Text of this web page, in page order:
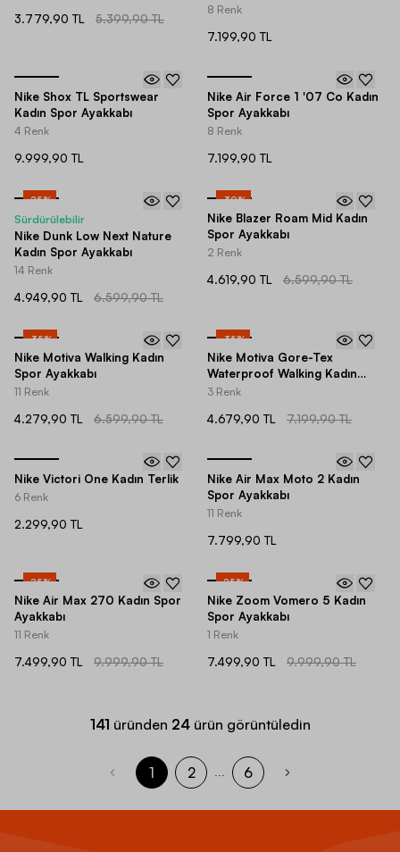
3.779,90 TL 5.399,90 TL
8 Renk
7.199,90 TL
Nike Shox TL Sportswear
Kadın Spor Ayakkabı
4 Renk
9.999,90 TL
Nike Air Force 1 '07 Co Kadın
Spor Ayakkabı
8 Renk
7.199,90 TL
-25%
Sürdürülebilir
Nike Dunk Low Next Nature
Kadın Spor Ayakkabı
14 Renk
4.949,90 TL 6.599,90 TL
-30%
Nike Blazer Roam Mid Kadın
Spor Ayakkabı
2 Renk
4.619,90 TL 6.599,90 TL
-35%
Nike Motiva Walking Kadın
Spor Ayakkabı
11 Renk
4.279,90 TL 6.599,90 TL
-35%
Nike Motiva Gore-Tex
Waterproof Walking Kadın
Spor Ayakkabı
3 Renk
4.679,90 TL 7.199,90 TL
Nike Victori One Kadın Terlik
6 Renk
2.299,90 TL
Nike Air Max Moto 2 Kadın
Spor Ayakkabı
11 Renk
7.799,90 TL
-25%
Nike Air Max 270 Kadın Spor
Ayakkabı
11 Renk
7.499,90 TL 9.999,90 TL
-25%
Nike Zoom Vomero 5 Kadın
Spor Ayakkabı
1 Renk
7.499,90 TL 9.999,90 TL
141 üründen 24 ürün görüntüledin
1 2 ... 6